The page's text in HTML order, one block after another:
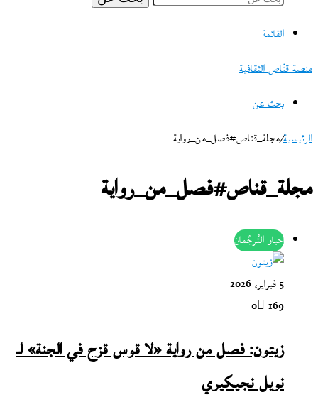
القائمة
منصة قنّاص الثقافية
بحث عن
الرئيسية/مجلة_قناص#فصل_من_رواية
مجلة_قناص#فصل_من_رواية
أحبار التُرجُمان
5 فبراير، 2026
0 169
زيتون: فصل من رواية «لا قوس قزح في الجنة» لـ
نويل نجيكيري